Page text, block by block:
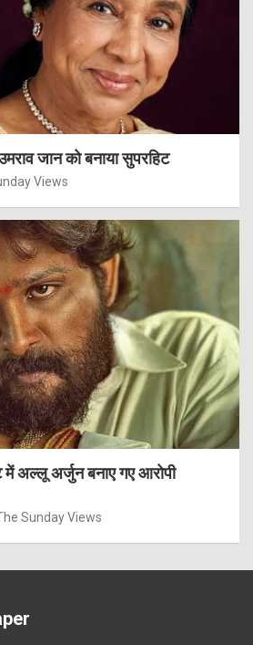
जान को बनाया सुपरहिट
Views
में अल्लू अर्जुन बनाए गए आरोपी
Sunday Views